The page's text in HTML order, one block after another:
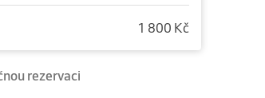
1 800 Kč
rezervaci